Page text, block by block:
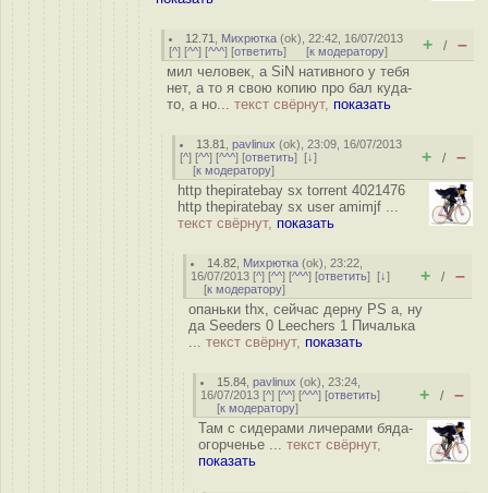
12.71 Михрютка (ok), 22:42, 16/07/2013
[^] [^^] [^^^] [ответить] [к модератору] + / –
мил человек, а SiN нативного у тебя
нет, а то я свою копию про бал куда-
то, а но... текст свёрнут, показать
13.81 ,pavlinux (ok), 23:09, 16/07/2013
[^] [^^] [^^^] [ответить] [↓]
[к модератору]
+ / –
http thepiratebay sx torrent 4021476
http thepiratebay sx user amimjf ...
текст свёрнут, показать
14.82 Михрютка (ok), 23:22,
16/07/2013 [^] [^^] [^^^] [ответить] [↓]
[к модератору]
+ / –
опаньки thx, сейчас дерну PS а, ну
да Seeders 0 Leechers 1 Пичалька
... текст свёрнут, показать
15.84 ,pavlinux (ok), 23:24,
16/07/2013 [^] [^^] [^^^] [ответить]
[к модератору]
+ / –
Там с сидерами личерами бяда-
огорченье ... текст свёрнут,
показать